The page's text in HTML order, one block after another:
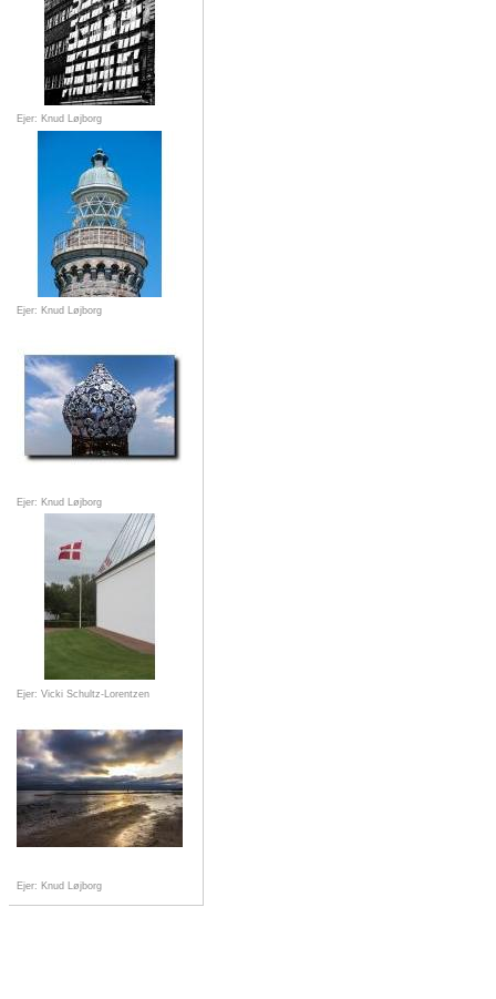
Ejer: Knud Løjborg
Ejer: Knud Løjborg
Ejer: Knud Løjborg
Ejer: Vicki Schultz-Lorentzen
Ejer: Knud Løjborg